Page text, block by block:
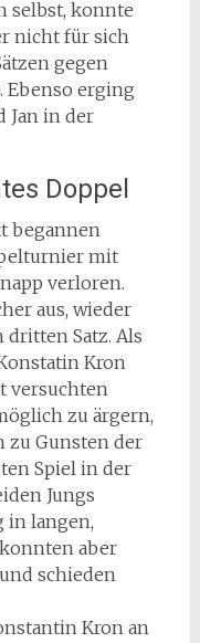
selbst, konnte
nicht für sich
gegen
Ebenso erging
Jan in der
Doppel
begannen
mit
verloren.
aus, wieder
Satz. Als
Kron
versuchten
zu ärgern,
zu Gunsten der
Spiel in der
Jungs
in langen,
aber
schieden
Kron an